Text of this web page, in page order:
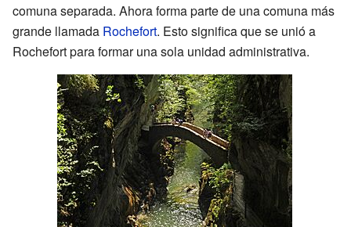
comuna separada. Ahora forma parte de una comuna más
grande llamada Rochefort. Esto significa que se unió a
Rochefort para formar una sola unidad administrativa.